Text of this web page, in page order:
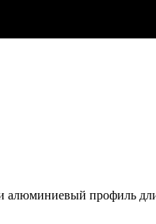
алюминиевый профиль